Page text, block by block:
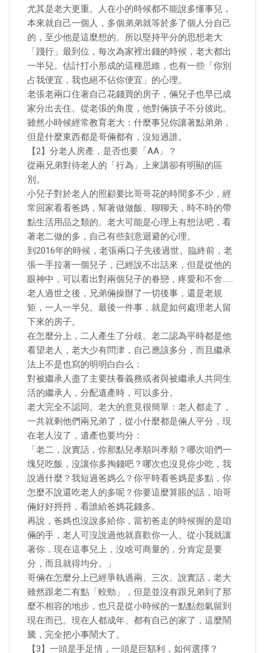
尤其是老大更重。人在小的時候都不能說多懂事兒，
本來就自己一個人，多個弟弟就等於多了個人分自己
的，至少他是這麼想的。所以堅持平分的思想老大
「踐行」最到位，每次為家裡出錢的時候，老大都出
一半兒。估計打小形成的這種思維，也有一些「你別
占我便宜，我也絕不佔你便宜」的心理。
老張老兩口住著自己花錢買的房子，倆兒子也早已成
家分出去住。從老張的角度，他對倆孩子不分彼此。
雖然小時候經常教育老大：什麼事兒你讓著點弟弟，
但是什麼東西都是哥倆都有，沒短過誰。
【2】分老人房產，是否也要「AA」？
從兩兄弟對待老人的「行為」上來講卻有明顯的區
別。
小兒子對於老人的照顧要比哥哥花的時間多不少，經
常回家看看爸媽，幫著做做飯、聊聊天，時不時的帶
點生活用品之類的。老大可能是心理上有想法吧，看
著老二做的多，自己有些刻意迴避的心理。
到2016年的時候，老張兩口子先後過世。臨終前，老
張一手拉著一個兒子，已經說不出話來，但是從他的
眼神中，可以看出對兩個兒子的眷戀，疼愛和不舍……
老人過世之後，兄弟倆操辦了一切後事，還是老規
矩，一人一半兒。最後一件事，就是如何處理老人留
下來的房子。
在怎麼分上，二人產生了分歧。老二認為平時都是他
看望老人，老大少有問津，自己應該多分，而且繼承
法上不是也寫的明明白白么：
對被繼承人盡了主要扶養義務或者與被繼承人共同生
活的繼承人，分配遺產時，可以多分。
老大完全不認同。老大的意見很簡單：老人都走了，
一共就剩他們兩兄弟了，從小什麼都是倆人平分，現
在老人沒了，遺產也要均分：
「老二，說實話，你那點兒孝順叫孝順？哪次咱們一
塊兒吃飯，沒讓你多掏錢吧？哪次也沒見你少吃，我
說過什麼？我短過爸媽么？你平時看爸媽是多點，你
怎麼不說還吃老人的多呢？你要這麼算賬的話，咱哥
倆好好捋捋，看誰給爸媽花錢多。
再說，爸媽也沒說多給你，當初爸走的時候握的是咱
倆的手，老人可沒說過他就喜歡你一人。從小我就讓
著你，現在這事兒上，沒啥可商量的，分肯定是要
分，而且就得均分。」
哥倆在怎麼分上已經爭執過兩、三次。說實話，老大
雖然跟老二有點「較勁」，但是並沒有跟兄弟到了那
麼不相容的地步，也只是從小時候的一點點怨氣留到
現在而已。現在人都成年、都有自己的家了，這麼鬧
騰，完全把小事鬧大了。
【3】一頭是手足情，一頭是巨額利，如何選擇？